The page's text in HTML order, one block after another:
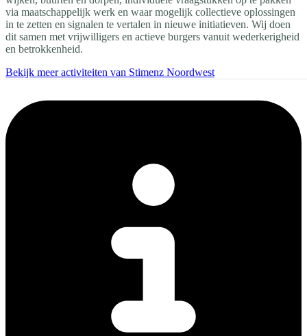
via maatschappelijk werk en waar mogelijk collectieve oplossingen
in te zetten en signalen te vertalen in nieuwe initiatieven. Wij doen
dit samen met vrijwilligers en actieve burgers vanuit wederkerigheid
en betrokkenheid.
Bekijk meer activiteiten van Stimenz Noordwest